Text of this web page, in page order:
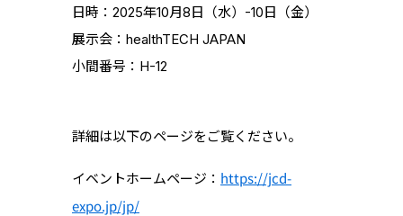
日時：2025年10月8日（水）-10日（金）
展示会：healthTECH JAPAN
小間番号：H-12
詳細は以下のページをご覧ください。
イベントホームページ： https://jcd-
expo.jp/jp/